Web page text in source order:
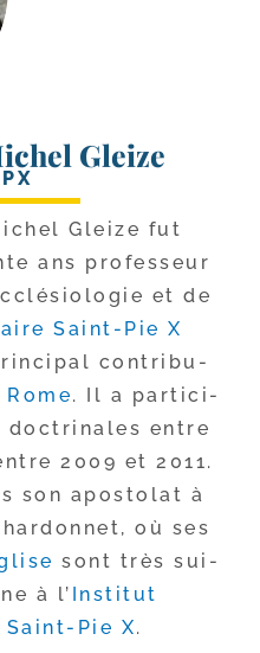
Gleize
Gleize fut
ans pro­fes­seur
et de
Saint-​Pie X
contri­bu­
. Il a par­ti­ci­
doc­tri­nales entre
2009 et 2011.
son apos­to­lat à
où ses
sont très sui­
à l’ Institut
​Pie X.